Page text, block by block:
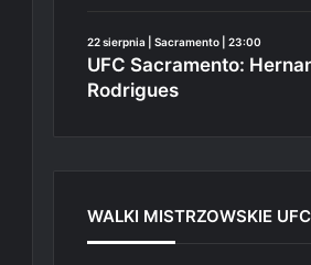
22 sierpnia | Sacramento | 23:00
UFC Sacramento:
Rodrigues
WALKI MISTRZOWSKIE UFC